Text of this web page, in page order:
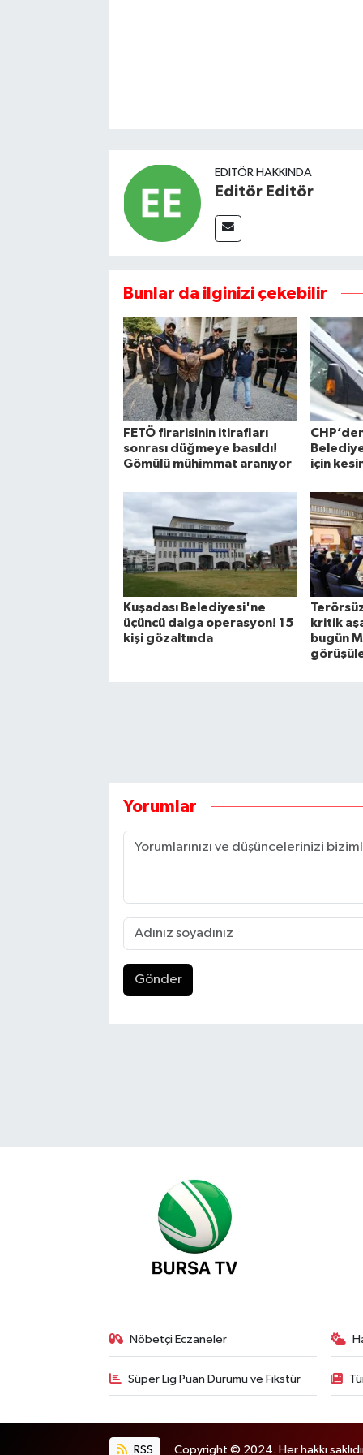
EDITÖR HAKKINDA
Editör Editör
Bunlar da ilginizi çekebilir
FETÖ firarisinin itirafları
sonrası düğmeye basıldı!
Gömülü mühimmat aranıyor
için
Kuşadası Belediyesi'ne
üçüncü dalga operasyon! 15
kişi gözaltında
kritik
bugün
Yorumlar
Gönder
Nöbetçi Eczaneler
Süper Lig Puan Durumu ve Fikstür
RSS Copyright © 2024. Her hakkı